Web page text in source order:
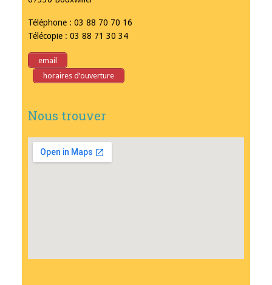
Téléphone : 03 88 70 70 16
Télécopie : 03 88 71 30 34
email
horaires d’ouverture
Nous trouver